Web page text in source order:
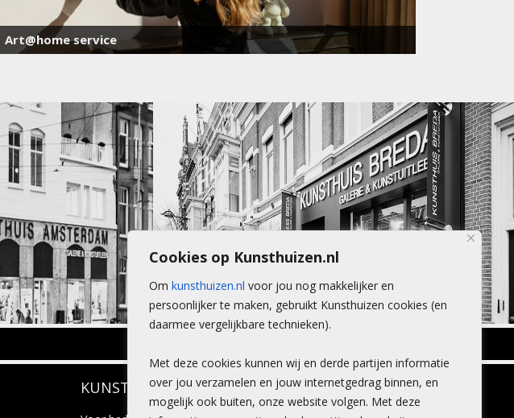
Cookies op Kunsthuizen.nl
Om kunsthuizen.nl voor jou nog makkelijker en
persoonlijker te maken, gebruikt Kunsthuizen cookies (en
daarmee vergelijkbare technieken).
Met deze cookies kunnen wij en derde partijen informatie
over jou verzamelen en jouw internetgedrag binnen, en
mogelijk ook buiten, onze website volgen. Met deze
Art@home service
Wilhelminastraat 11
4818 SB Breda
+31 (0)76 5221309
KUNSTUITLEEN CONTACT